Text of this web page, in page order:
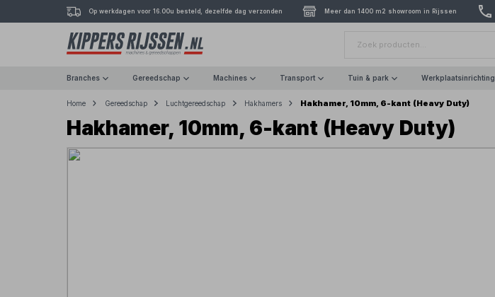
Op werkdagen voor 16.00u besteld, dezelfde dag verzonden Meer dan 1400 m2 showroom in Rijssen
Branches Gereedschap Machines Transport Tuin & park Werkplaatsinrichting
Home Gereedschap Luchtgereedschap Hakhamers Hakhamer, 10mm, 6-kant (Heavy Duty)
Hakhamer, 10mm, 6-kant (Heavy Duty)